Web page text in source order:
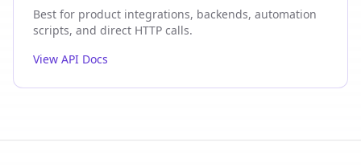
Best for product integrations, backends, automation
scripts, and direct HTTP calls.
View API Docs